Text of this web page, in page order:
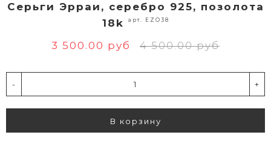
Серьги Эрраи, серебро 925, позолота
18k
арт. EZO38
3 500.00 руб 4 500.00 руб
- +
В корзину